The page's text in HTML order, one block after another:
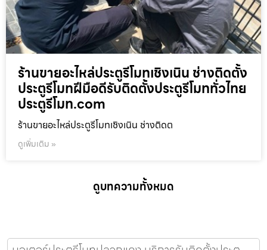
ร้านขายอะไหล่ประตูรีโมทเชิงเนิน ช่างติดตั้ง
ประตูรีโมทฝีมือดีรับติดตั้งประตูรีโมททั่วไทย
ประตูรีโมท.com
ร้านขายอะไหล่ประตูรีโมทเชิงเนิน ช่างติดต
ดูเพิ่มเติม »
ดูบทความทั้งหมด